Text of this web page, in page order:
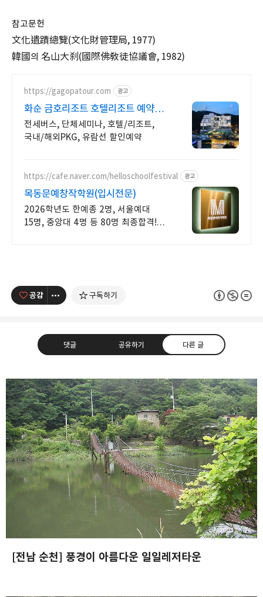
참고문헌
文化遺蹟總覽(文化財管理局, 1977)
韓國의 名山大刹(國際佛敎徒協議會, 1982)
https://gagopatour.com 광고
화순 금호리조트 호텔리조트 예약은
가고파여행
전세버스, 단체세미나, 호텔/리조트,
국내/해외PKG, 유람선 할인예약
https://cafe.naver.com/helloschoolfestival 광고
목동문예창작학원(입시전문)
2026학년도 한예종 2명, 서울예대
15명, 중앙대 4명 등 80명 최종합격!
공감 구독하기
댓글 공유하기 다른 글
사진 속의 또 다른 나
사진, 음악, 영화, 컴퓨터, IT
구독하기
카카오톡 라인 트위터
네이버 블로그 Pocket
[전남 순천] 풍경이 아름다운 일일레저타운
2003.06.24